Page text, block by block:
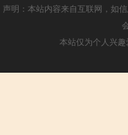
声明：本站内容来自互联网，如
本站仅为个人兴